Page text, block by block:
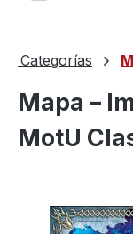
Categorías
Mapa –
MotU
Omitir galería de